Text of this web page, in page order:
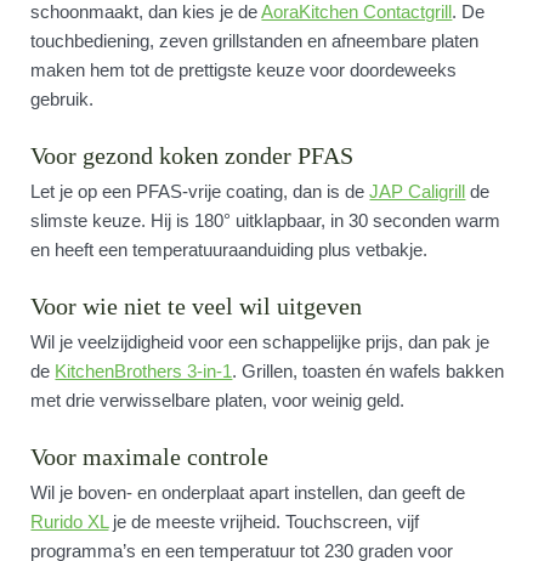
schoonmaakt, dan kies je deAoraKitchen Contactgrill. De
touchbediening, zeven grillstanden en afneembare platen
maken hem tot de prettigste keuze voor doordeweeks
gebruik.
Voor gezond koken zonder PFAS
Let je op een PFAS-vrije coating, dan is deJAP Caligrill de
slimste keuze. Hij is 180° uitklapbaar, in 30 seconden warm
en heeft een temperatuuraanduiding plus vetbakje.
Voor wie niet te veel wil uitgeven
Wil je veelzijdigheid voor een schappelijke prijs, dan pak je
de KitchenBrothers 3-in-1. Grillen, toasten én wafels bakken
met drie verwisselbare platen, voor weinig geld.
Voor maximale controle
Wil je boven- en onderplaat apart instellen, dan geeft de
Rurido XL je de meeste vrijheid. Touchscreen, vijf
programma’s en een temperatuur tot 230 graden voor